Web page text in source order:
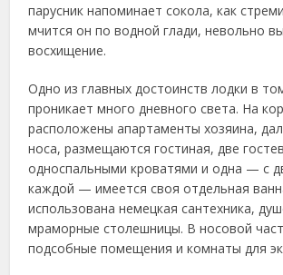
парусник напоминает сокола, как
мчится он по водной глади, невольно
восхищение.
Одно из главных достоинств лодки в
проникает много дневного света. На
расположены апартаменты хозяина,
носа, размещаются гостиная, две
односпальными кроватями и одна — с
каждой — имеется своя отдельная
использована немецкая сантехника,
мраморные столешницы. В носовой
подсобные помещения и комнаты для